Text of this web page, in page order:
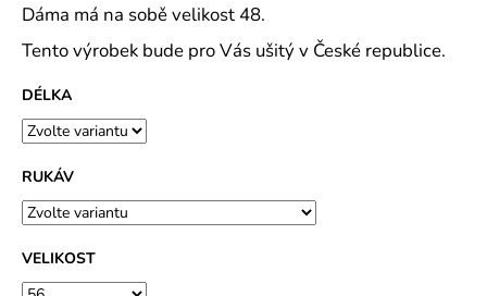
Dáma má na sobě velikost 48.
Tento výrobek bude pro Vás ušitý v České republice.
DÉLKA
RUKÁV
VELIKOST
MAJKA
TEXTILNÍ
KŮŽE
JEDNODUCHÝ
KABÁTEK
1
Kč